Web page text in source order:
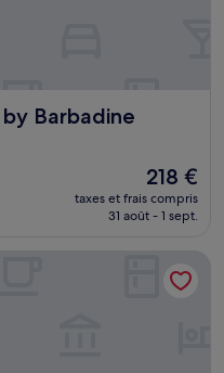
Barbadine
Le
nouveau
prix
218 €
218 €
taxes et frais compris
31 août - 1 sept.